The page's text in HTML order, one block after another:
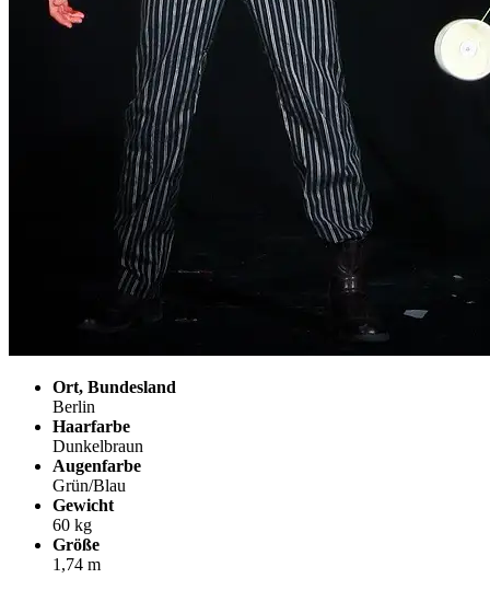
Ort, Bundesland
Berlin
Haarfarbe
Dunkelbraun
Augenfarbe
Grün/Blau
Gewicht
60 kg
Größe
1,74 m